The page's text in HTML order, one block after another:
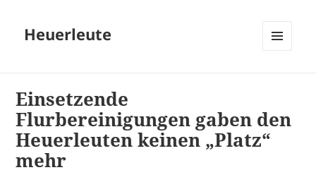
Heuerleute
Einsetzende
Flurbereinigungen gaben den
Heuerleuten keinen „Platz“
mehr